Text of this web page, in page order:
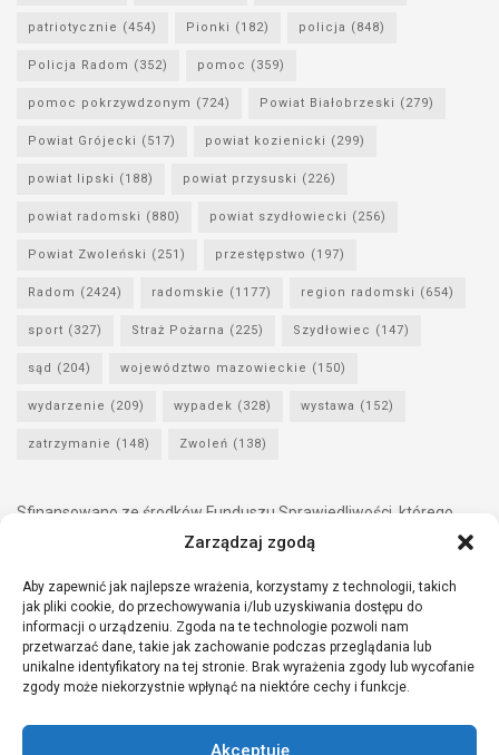
Zarządzaj zgodą
Aby zapewnić jak najlepsze wrażenia, korzystamy z technologii, takich
jak pliki cookie, do przechowywania i/lub uzyskiwania dostępu do
informacji o urządzeniu. Zgoda na te technologie pozwoli nam
przetwarzać dane, takie jak zachowanie podczas przeglądania lub
unikalne identyfikatory na tej stronie. Brak wyrażenia zgody lub wycofanie
zgody może niekorzystnie wpłynąć na niektóre cechy i funkcje.
Akceptuję
patriotycznie (454) Pionki (182) policja (848)
Policja Radom (352) pomoc (359)
pomoc pokrzywdzonym (724) Powiat Białobrzeski (279)
Powiat Grójecki (517) powiat kozienicki (299)
powiat lipski (188) powiat przysuski (226)
powiat radomski (880) powiat szydłowiecki (256)
Powiat Zwoleński (251) przestępstwo (197)
Radom (2424) radomskie (1177) region radomski (654)
sport (327) Straż Pożarna (225) Szydłowiec (147)
sąd (204) województwo mazowieckie (150)
wydarzenie (209) wypadek (328) wystawa (152)
zatrzymanie (148) Zwoleń (138)
Sfinansowano ze środków Funduszu Sprawiedliwości, którego
dysponentem jest Minister Sprawiedliwości.